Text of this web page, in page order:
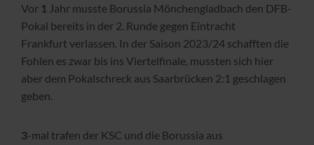
Vor 1 Jahr musste Borussia Mönchengladbach den DFB-
Pokal bereits in der 2. Runde gegen Eintracht
Frankfurt verlassen. In der Saison 2023/24 schafften die
Fohlen es zwar bis ins Viertelfinale, mussten sich hier
aber dem Pokalschreck aus Saarbrücken 2:1 geschlagen
geben.
3-mal trafen der KSC und die Borussia aus